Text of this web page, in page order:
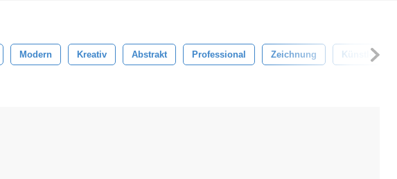
Modern Kreativ Abstrakt Professional Zeichnung Künstlerisch